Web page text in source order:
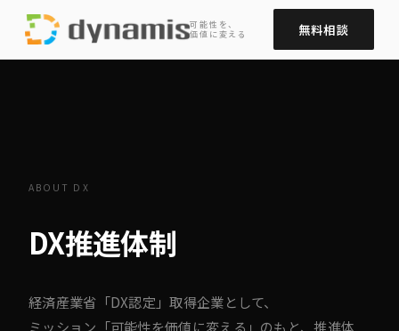
可能性を、
価値に変える
無料相談
ABOUT DX
DX推進体制
経済産業省「DX認定」取得企業として、
ミッション「可能性を価値に変える」のもと、推進体